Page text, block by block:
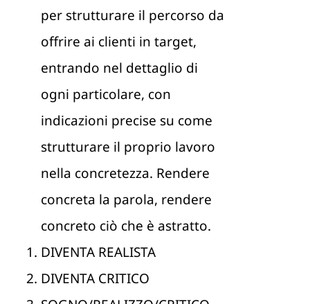
per strutturare il percorso da
offrire ai clienti in target,
entrando nel dettaglio di
ogni particolare, con
indicazioni precise su come
strutturare il proprio lavoro
nella concretezza. Rendere
concreta la parola, rendere
concreto ciò che è astratto.
DIVENTA REALISTA
DIVENTA CRITICO